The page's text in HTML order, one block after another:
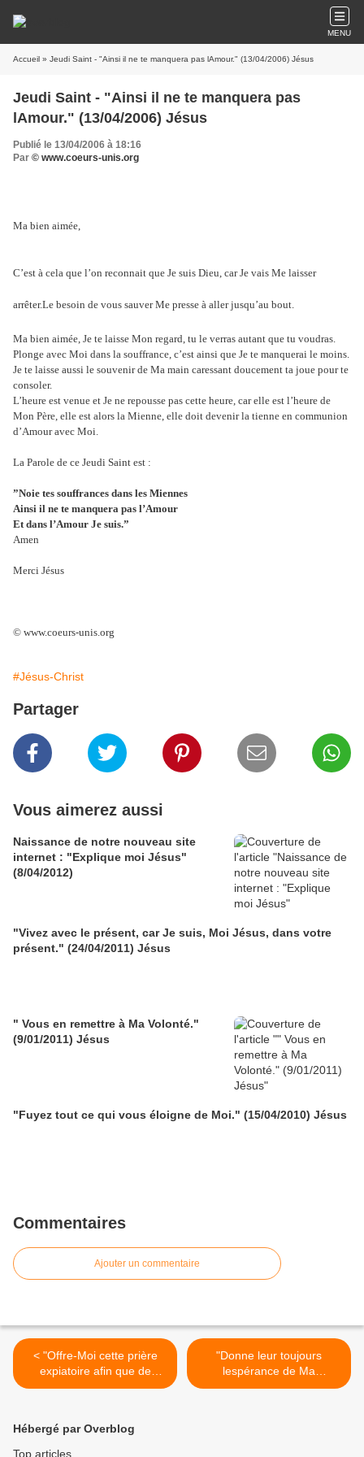
MENU
Accueil » Jeudi Saint - "Ainsi il ne te manquera pas lAmour." (13/04/2006) Jésus
Jeudi Saint - "Ainsi il ne te manquera pas
lAmour." (13/04/2006) Jésus
Publié le 13/04/2006 à 18:16
Par © www.coeurs-unis.org
Ma bien aimée,
C’est à cela que l’on reconnait que Je suis Dieu, car Je vais Me laisser
arrêter.Le besoin de vous sauver Me presse à aller jusqu’au bout.
Ma bien aimée, Je te laisse Mon regard, tu le verras autant que tu voudras.
Plonge avec Moi dans la souffrance, c’est ainsi que Je te manquerai le moins.
Je te laisse aussi le souvenir de Ma main caressant doucement ta joue pour te
consoler.
L’heure est venue et Je ne repousse pas cette heure, car elle est l’heure de
Mon Père, elle est alors la Mienne, elle doit devenir la tienne en communion
d’Amour avec Moi.
La Parole de ce Jeudi Saint est :
”Noie tes souffrances dans les Miennes
Ainsi il ne te manquera pas l’Amour
Et dans l’Amour Je suis.”
Amen
Merci Jésus
© www.coeurs-unis.org
#Jésus-Christ
Partager
Vous aimerez aussi
Naissance de notre nouveau site
internet : "Explique moi Jésus"
(8/04/2012)
"Vivez avec le présent, car Je suis, Moi Jésus, dans votre
présent." (24/04/2011) Jésus
" Vous en remettre à Ma Volonté."
(9/01/2011) Jésus
"Fuyez tout ce qui vous éloigne de Moi." (15/04/2010) Jésus
Commentaires
Ajouter un commentaire
< "Offre-Moi cette prière
expiatoire afin que de
nombreuses âmes soient
"Donne leur toujours
lespérance de Ma
Résurrection." (16/04/2006)
Hébergé par Overblog
Top articles